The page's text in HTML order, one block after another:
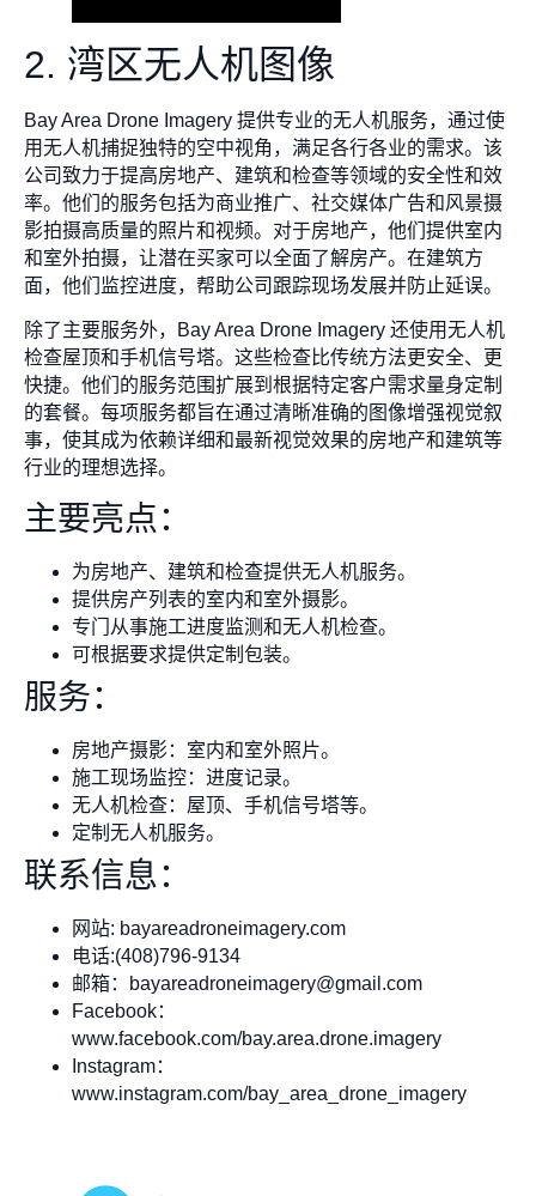
2. 湾区无人机图像
Bay Area Drone Imagery 提供专业的无人机服务，通过使
用无人机捕捉独特的空中视角，满足各行各业的需求。该
公司致力于提高房地产、建筑和检查等领域的安全性和效
率。他们的服务包括为商业推广、社交媒体广告和风景摄
影拍摄高质量的照片和视频。对于房地产，他们提供室内
和室外拍摄，让潜在买家可以全面了解房产。在建筑方
面，他们监控进度，帮助公司跟踪现场发展并防止延误。
除了主要服务外，Bay Area Drone Imagery 还使用无人机
检查屋顶和手机信号塔。这些检查比传统方法更安全、更
快捷。他们的服务范围扩展到根据特定客户需求量身定制
的套餐。每项服务都旨在通过清晰准确的图像增强视觉叙
事，使其成为依赖详细和最新视觉效果的房地产和建筑等
行业的理想选择。
主要亮点：
为房地产、建筑和检查提供无人机服务。
提供房产列表的室内和室外摄影。
专门从事施工进度监测和无人机检查。
可根据要求提供定制包装。
服务：
房地产摄影：室内和室外照片。
施工现场监控：进度记录。
无人机检查：屋顶、手机信号塔等。
定制无人机服务。
联系信息：
网站: bayareadroneimagery.com
电话:(408)796-9134
邮箱：
bayareadroneimagery@gmail.com
Facebook：
www.facebook.com/bay.area.drone.imagery
Instagram：
www.instagram.com/bay_area_drone_imagery